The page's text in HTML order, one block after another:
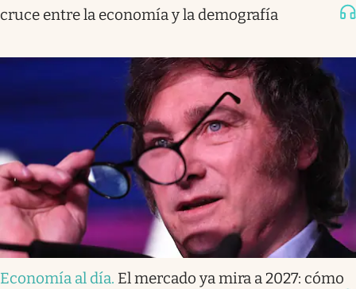
cruce entre la economía y la demografía
Economía al día. El mercado ya mira a 2027: cómo